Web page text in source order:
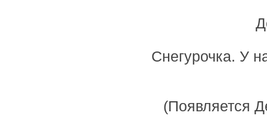
Снегурочка. У
(Появляется